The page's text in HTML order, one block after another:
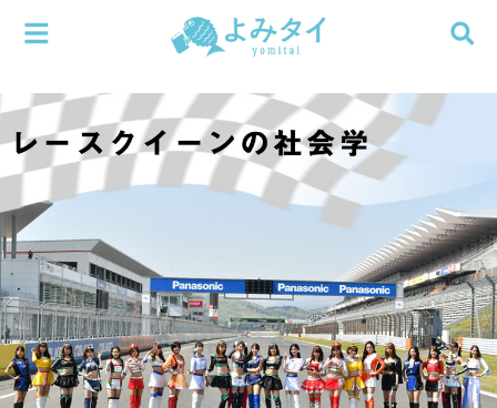
よみタイ
ホーム
新着
新刊
特集
検索する
メニューを閉じる